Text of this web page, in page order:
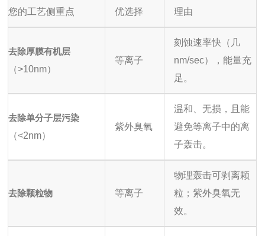
您的工艺侧重点 优选择 理由
去除厚膜有机层
（>10nm）
等离子
刻蚀速率快（几
nm/sec），能量充
足。
去除单分子层污染
（<2nm）
紫外臭氧
温和、无损，且能
避免等离子中的离
子轰击。
去除颗粒物 等离子
物理轰击可剥离颗
粒；紫外臭氧无
效。